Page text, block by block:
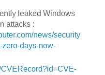
leaked Windows
attacks :
news/security
days-now-